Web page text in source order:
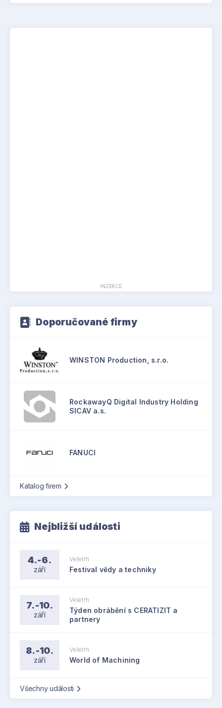
INZERCE
Doporučované firmy
WINSTON Production, s.r.o.
RockawayQ Digital Industry Holding
SICAV a.s.
FANUCI
Katalog firem
Nejbližší události
4.-6.
září
Veletrh
Festival vědy a techniky
7.-10.
září
Veletrh
Týden obrábění s CERATIZIT a
partnery
8.-10.
září
Veletrh
World of Machining
Všechny události